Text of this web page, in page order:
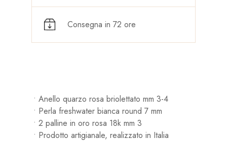
Consegna in 72 ore
• Anello quarzo rosa briolettato mm 3-4
• Perla freshwater bianca round 7 mm
• 2 palline in oro rosa 18k mm 3
• Prodotto artigianale, realizzato in Italia